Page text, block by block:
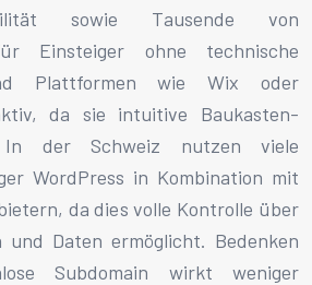
sowie Tausende von
Einsteiger ohne technische
Plattformen wie Wix oder
da sie intuitive Baukasten-
In der Schweiz nutzen viele
WordPress in Kombination mit
da dies volle Kontrolle über
und Daten ermöglicht. Bedenken
Subdomain wirkt weniger